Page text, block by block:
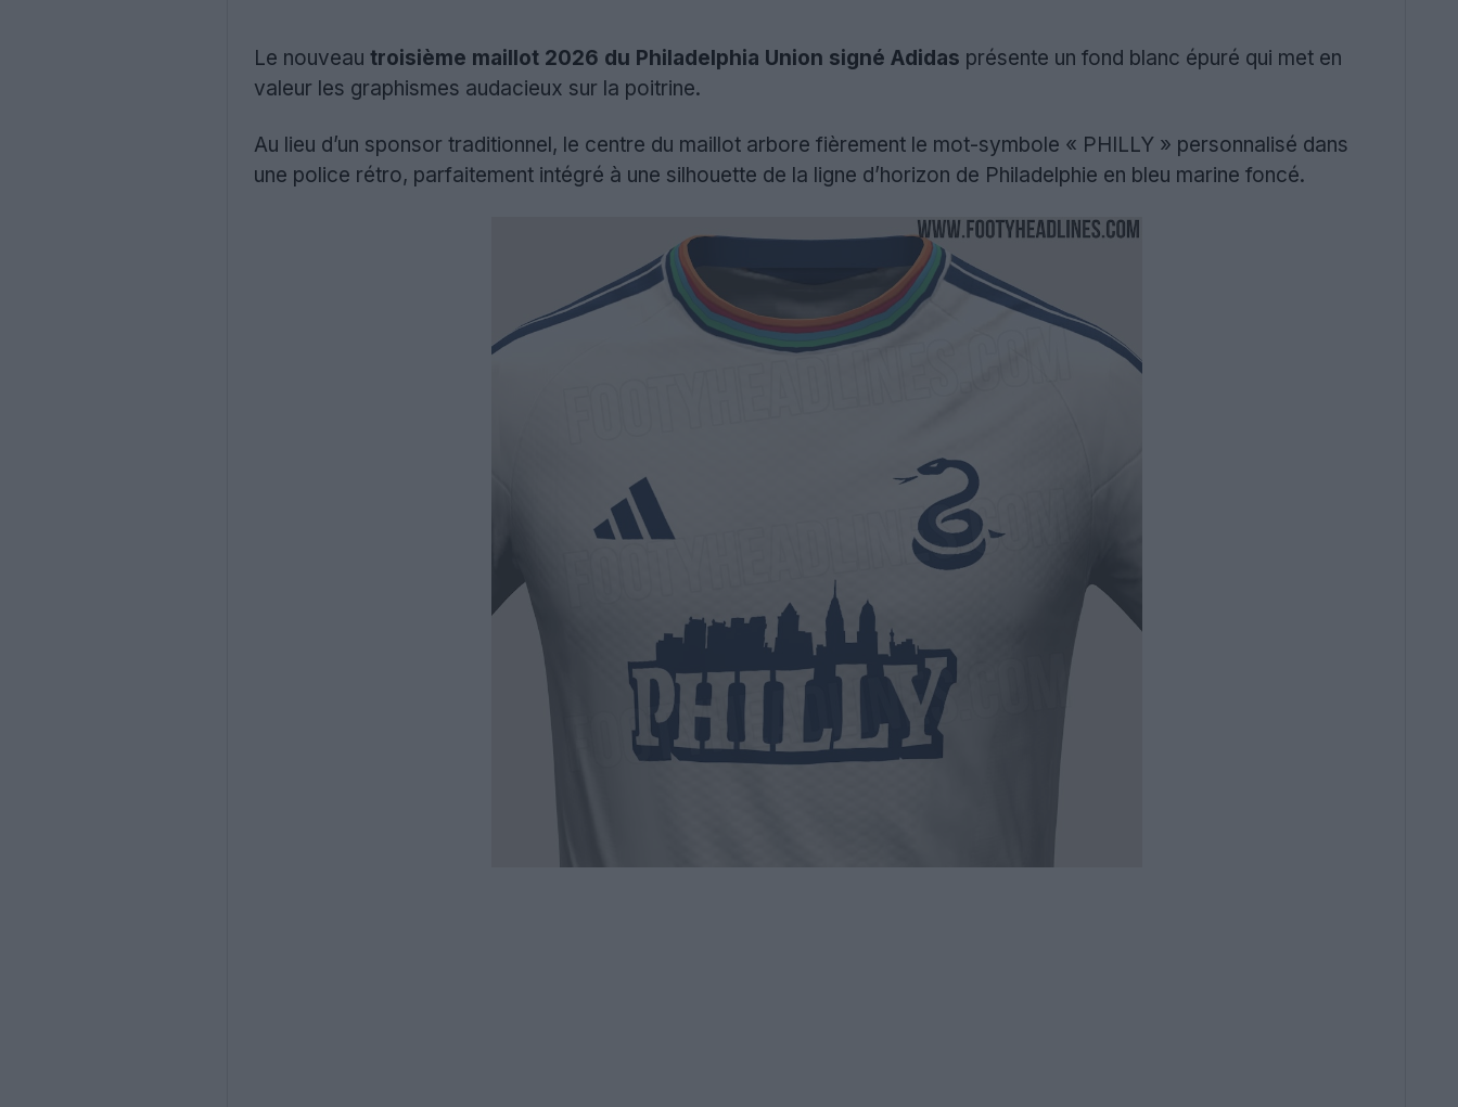
Le nouveau troisième maillot 2026 du Philadelphia Union signé Adidas présente un fond blanc épuré qui met en
valeur les graphismes audacieux sur la poitrine.
Au lieu d’un sponsor traditionnel, le centre du maillot arbore fièrement le mot-symbole « PHILLY » personnalisé dans
une police rétro, parfaitement intégré à une silhouette de la ligne d’horizon de Philadelphie en bleu marine foncé.